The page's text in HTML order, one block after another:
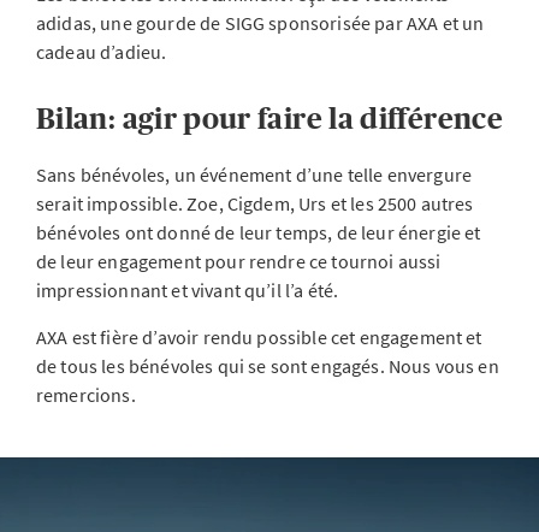
adidas, une gourde de SIGG sponsorisée par AXA et un
cadeau d’adieu.
Bilan: agir pour faire la différence
Sans bénévoles, un événement d’une telle envergure
serait impossible. Zoe, Cigdem, Urs et les 2500 autres
bénévoles ont donné de leur temps, de leur énergie et
de leur engagement pour rendre ce tournoi aussi
impressionnant et vivant qu’il l’a été.
AXA est fière d’avoir rendu possible cet engagement et
de tous les bénévoles qui se sont engagés. Nous vous en
remercions.